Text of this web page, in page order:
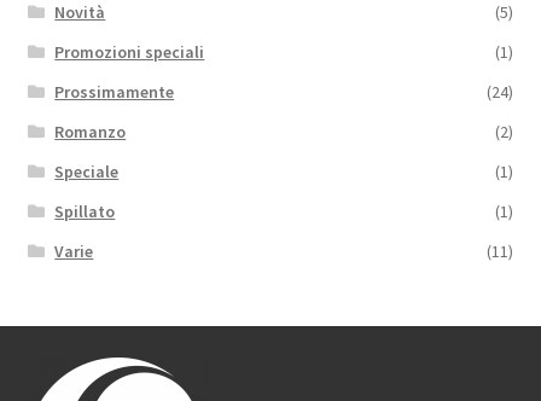
Novità
(5)
Promozioni speciali
(1)
Prossimamente
(24)
Romanzo
(2)
Speciale
(1)
Spillato
(1)
Varie
(11)